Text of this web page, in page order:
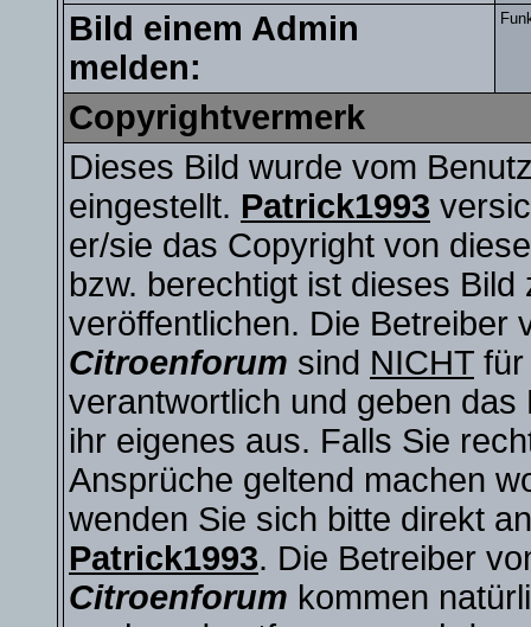
Bild einem Admin
melden:
Copyrightvermerk
Dieses Bild wurde vom
eingestellt. Patrick1993
er/sie das Copyright von
bzw. berechtigt ist dieses Bild
veröffentlichen. Die Betreiber
Citroenforum sind NICHT für
verantwortlich und geben
ihr eigenes aus. Falls Sie
Ansprüche geltend machen
wenden Sie sich bitte direkt
Patrick1993. Die Betreiber
Citroenforum kommen